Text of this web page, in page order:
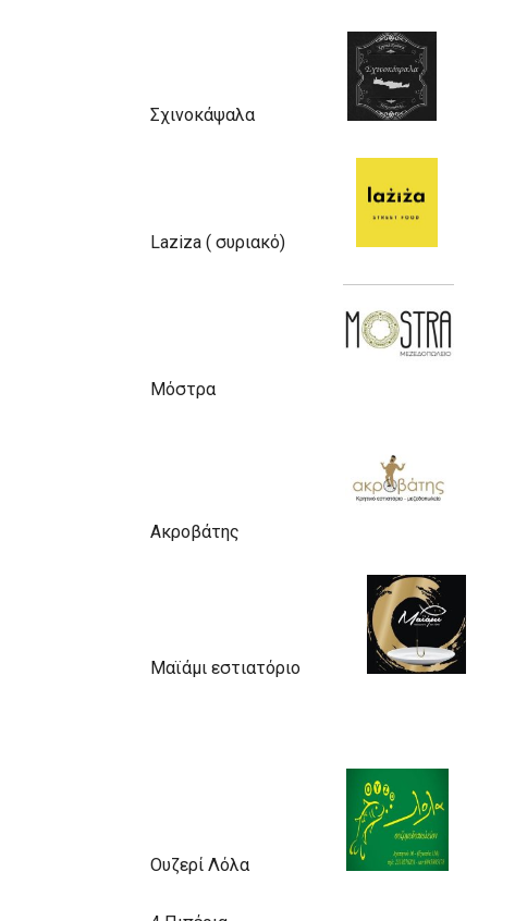
Σχινοκάψαλα
Laziza ( συριακό)
Μόστρα
Ακροβάτης
Μαϊάμι εστιατόριο
Ουζερί Λόλα